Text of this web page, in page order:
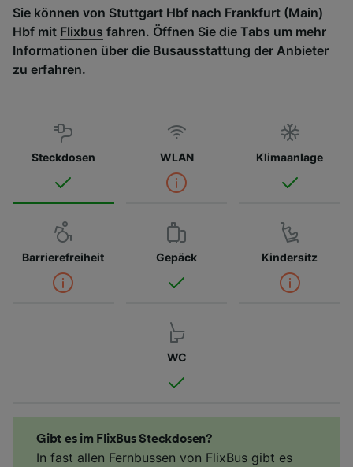
Sie können von Stuttgart Hbf nach Frankfurt (Main)
Hbf mit Flixbus fahren. Öffnen Sie die Tabs um mehr
Informationen über die Busausstattung der Anbieter
zu erfahren.
Steckdosen WLAN Klimaanlage
Barrierefreiheit Gepäck Kindersitz
WC
Gibt es im FlixBus Steckdosen?
In fast allen Fernbussen von FlixBus gibt es